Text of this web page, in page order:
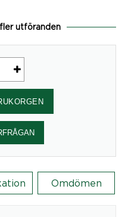
utföranden
Omdömen